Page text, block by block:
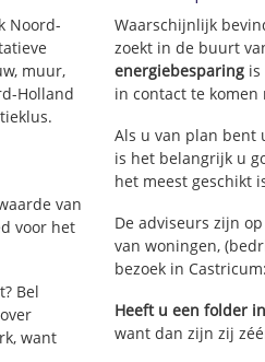
Albert's Hoeve
Zuid
Noord-
muur,
Holland
van
voor het
Bel
want
Waarschijnlijk
zoekt in de buurt
energiebesparing
in contact te
Als u van plan bent
is het belangrijk u
het meest geschikt
De adviseurs zijn
van woningen,
bezoek in
Heeft u een folder
want dan zijn zij